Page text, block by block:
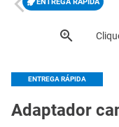
ENTREGA RÁPIDA
Adaptador